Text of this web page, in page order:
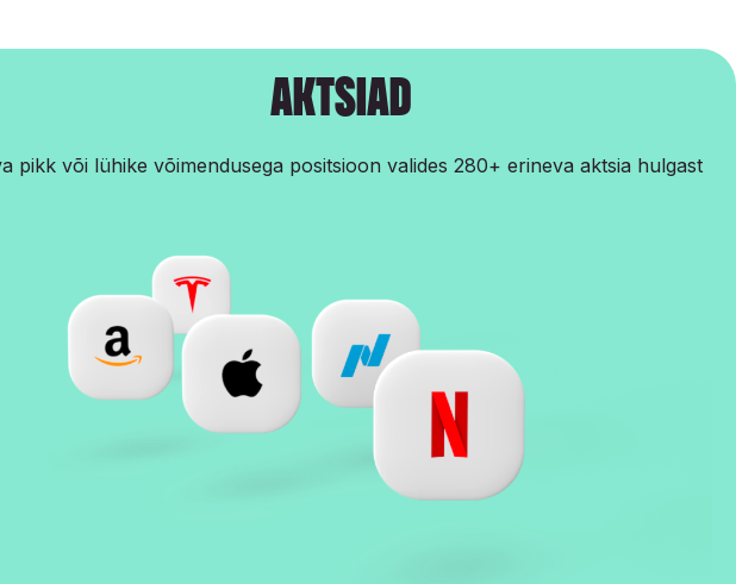
aktsiad
pikk või lühike võimendusega positsioon valides 280+ erineva aktsia hulgast